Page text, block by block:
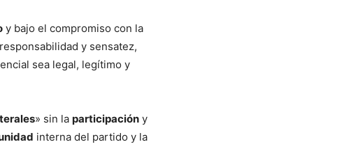
y bajo el compromiso con la
y sensatez,
sea legal, legítimo y
» sin la participación y
interna del partido y la